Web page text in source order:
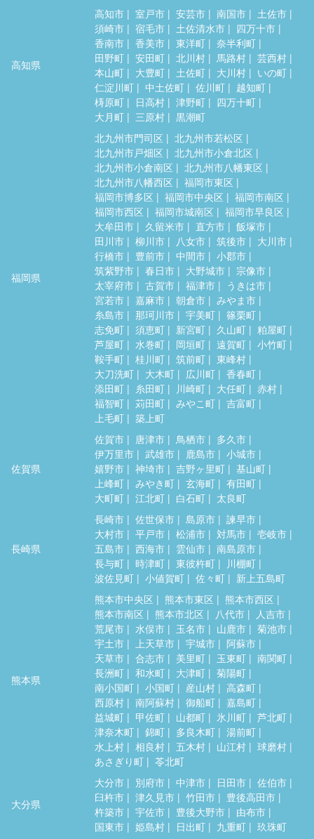
高知県
高知市 室戸市 安芸市 南国市
土佐市
須崎市
宿毛市 土佐清水市
四万十市
香南市
香美市 東洋町
奈半利町
田野町
安田町 北川村 馬路村
芸西村
本山町
大豊町 土佐町 大川村
いの町
仁淀川町
中土佐町 佐川町
越知町
梼原町
日高村 津野町
四万十町
大月町
三原村 黒潮町
福岡県
北九州市門司区
北九州市若松区
北九州市戸畑区
北九州市小倉北区
北九州市小倉南区
北九州市八幡東区
北九州市八幡西区
福岡市東区
福岡市博多区
福岡市中央区
福岡市南区
福岡市西区
福岡市城南区
福岡市早良区
大牟田市
久留米市 直方市
飯塚市
田川市
柳川市 八女市 筑後市
大川市
行橋市
豊前市 中間市
小郡市
筑紫野市
春日市 大野城市
宗像市
太宰府市
古賀市 福津市
うきは市
宮若市
嘉麻市 朝倉市
みやま市
糸島市
那珂川市 宇美町
篠栗町
志免町
須恵町 新宮町 久山町
粕屋町
芦屋町
水巻町 岡垣町 遠賀町
小竹町
鞍手町
桂川町 筑前町
東峰村
大刀洗町
大木町 広川町
香春町
添田町
糸田町 川崎町 大任町
赤村
福智町
苅田町 みやこ町
吉富町
上毛町
築上町
佐賀県
佐賀市 唐津市 鳥栖市
多久市
伊万里市
武雄市 鹿島市
小城市
嬉野市
神埼市 吉野ヶ里町
基山町
上峰町
みやき町 玄海町
有田町
大町町
江北町 白石町 太良町
長崎県
長崎市 佐世保市 島原市
諫早市
大村市
平戸市 松浦市 対馬市
壱岐市
五島市
西海市 雲仙市
南島原市
長与町
時津町 東彼杵町
川棚町
波佐見町
小値賀町 佐々町 新上五島町
熊本県
熊本市中央区 熊本市東区
熊本市西区
熊本市南区
熊本市北区 八代市
人吉市
荒尾市
水俣市 玉名市 山鹿市
菊池市
宇土市
上天草市 宇城市
阿蘇市
天草市
合志市 美里町 玉東町
南関町
長洲町
和水町 大津町
菊陽町
南小国町
小国町 産山村
高森町
西原村
南阿蘇村 御船町
嘉島町
益城町
甲佐町 山都町 氷川町
芦北町
津奈木町
錦町 多良木町
湯前町
水上村
相良村 五木村 山江村
球磨村
あさぎり町
苓北町
大分県
大分市 別府市 中津市 日田市
佐伯市
臼杵市
津久見市 竹田市
豊後高田市
杵築市
宇佐市 豊後大野市
由布市
国東市
姫島村 日出町 九重町 玖珠町